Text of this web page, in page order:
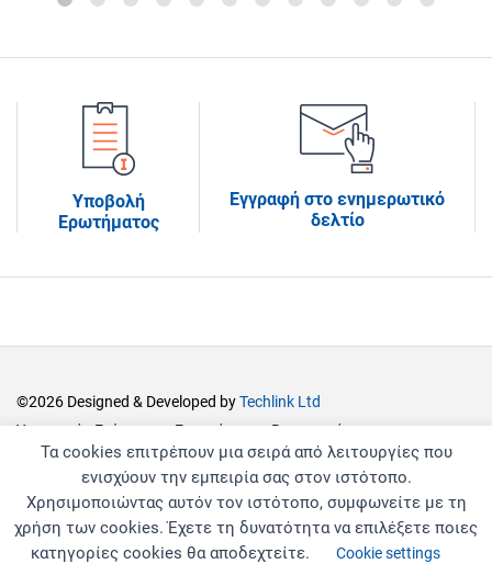
Υποβολή
Ερωτήματος
Εγγραφή στο ενημερωτικό
δελτίο
©2026 Designed & Developed byTechlink Ltd
Υπουργείο Ενέργειας, Εμπορίου και Βιομηχανίας
Ενιαίο Κέντρο Εξυπηρέτησης
Δήλωση Απορρήτου
Υπεύθυνος Διαδικτυακής Πύλης
Τα cookies επιτρέπουν μια σειρά από λειτουργίες που
ενισχύουν την εμπειρία σας στον ιστότοπο.
Χρησιμοποιώντας αυτόν τον ιστότοπο, συμφωνείτε με τη
χρήση των cookies. Έχετε τη δυνατότητα να επιλέξετε ποιες
κατηγορίες cookies θα αποδεχτείτε.
Cookie settings